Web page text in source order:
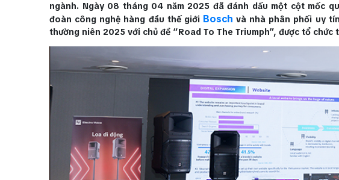
ngành. Ngày 08 tháng 04 năm 2025 đã đánh dấu một cột mốc
đoàn công nghệ hàng đầu thế giới Bosch và nhà phân phối uy tín
thường niên 2025 với chủ đề “Road To The Triumph”, được tổ